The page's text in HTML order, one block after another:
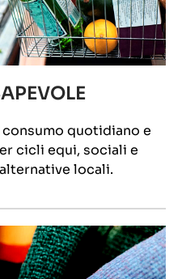
quotidiano e
cicli equi, sociali e
locali.